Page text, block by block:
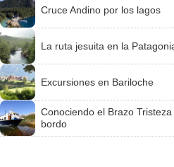
Cruce Andino por los lagos
La ruta jesuita en la
Excursiones en Bariloche
Conociendo el Brazo Tristeza
bordo